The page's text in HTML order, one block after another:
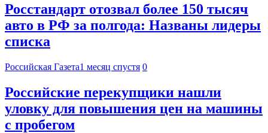
Росстандарт отозвал более 150 тысяч
авто в РФ за полгода: Названы лидеры
списка
Российская Газета1 месяц спустя 0
Российские перекупщики нашли
уловку для повышения цен на машины
с пробегом